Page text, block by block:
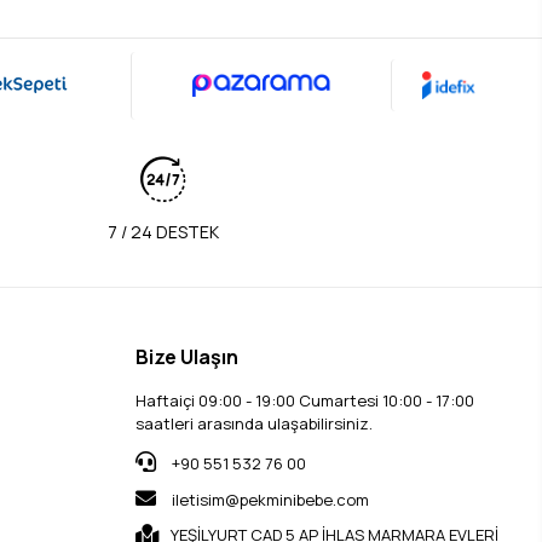
7 / 24 DESTEK
Bize Ulaşın
Haftaiçi 09:00 - 19:00 Cumartesi 10:00 - 17:00
saatleri arasında ulaşabilirsiniz.
+90 551 532 76 00
iletisim@pekminibebe.com
YEŞİLYURT CAD 5 AP İHLAS MARMARA EVLERİ